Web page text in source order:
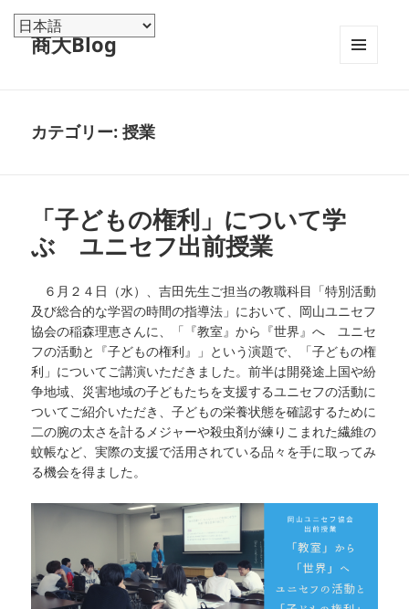
商大Blog
カテゴリー:授業
「子どもの権利」について学
ぶ ユニセフ出前授業
６月２４日（水）、吉田先生ご担当の教職科目「特別活動
及び総合的な学習の時間の指導法」において、岡山ユニセフ
協会の稲森理恵さんに、「『教室』から『世界』へ ユニセ
フの活動と『子どもの権利』」という演題で、「子どもの権
利」についてご講演いただきました。前半は開発途上国や紛
争地域、災害地域の子どもたちを支援するユニセフの活動に
ついてご紹介いただき、子どもの栄養状態を確認するために
二の腕の太さを計るメジャーや殺虫剤が練りこまれた繊維の
蚊帳など、実際の支援で活用されている品々を手に取ってみ
る機会を得ました。